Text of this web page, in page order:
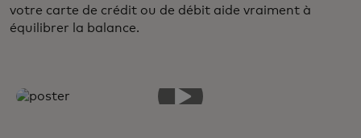
votre carte de crédit ou de débit aide vraiment à
équilibrer la balance.